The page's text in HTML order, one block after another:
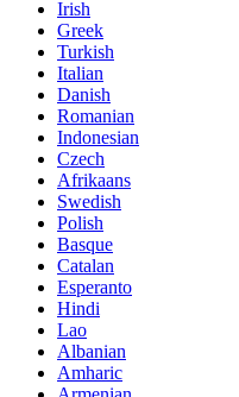
Irish
Greek
Turkish
Italian
Danish
Romanian
Indonesian
Czech
Afrikaans
Swedish
Polish
Basque
Catalan
Esperanto
Hindi
Lao
Albanian
Amharic